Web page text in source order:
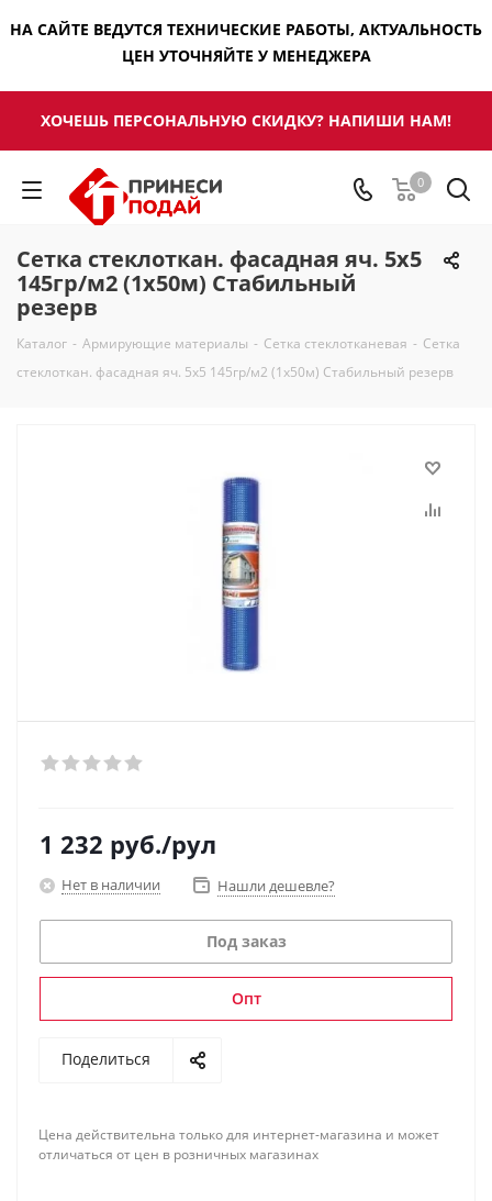
НА САЙТЕ ВЕДУТСЯ ТЕХНИЧЕСКИЕ РАБОТЫ, АКТУАЛЬНОСТЬ
ЦЕН УТОЧНЯЙТЕ У МЕНЕДЖЕРА
ХОЧЕШЬ ПЕРСОНАЛЬНУЮ СКИДКУ? НАПИШИ НАМ!
0
Сетка стеклоткан. фасадная яч. 5х5
145гр/м2 (1х50м) Стабильный
резерв
Каталог - Армирующие материалы - Сетка стеклотканевая - Сетка
стеклоткан. фасадная яч. 5х5 145гр/м2 (1х50м) Стабильный резерв
1 232 руб./рул
Нет в наличии Нашли дешевле?
Под заказ
Опт
Поделиться
Цена действительна только для интернет-магазина и может
отличаться от цен в розничных магазинах